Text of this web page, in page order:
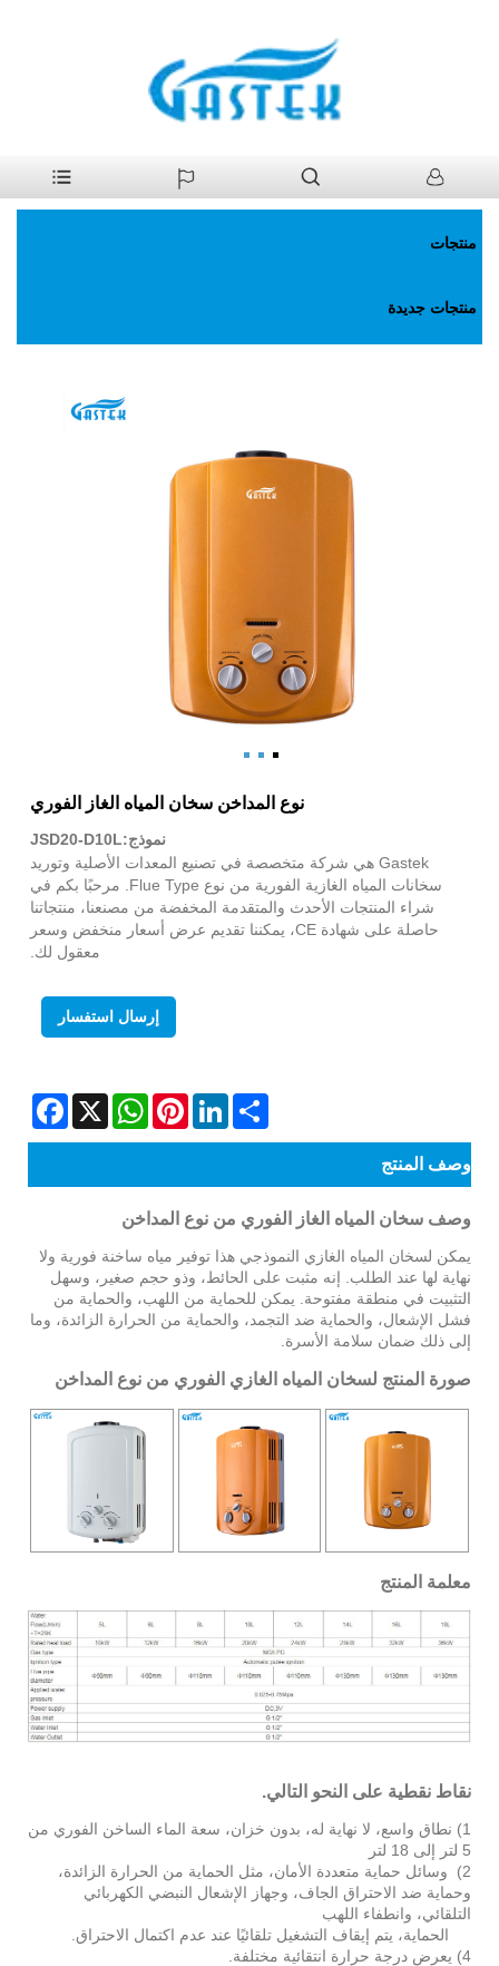
سخان مياه غاز
منتجات
منتجات جديدة
نوع المداخن سخان المياه الغاز الفوري
نموذج:JSD20-D10L
Gastek هي شركة متخصصة في تصنيع المعدات الأصلية وتوريد
سخانات المياه الغازية الفورية من نوع Flue Type. مرحبًا بكم في
شراء المنتجات الأحدث والمتقدمة المخفضة من مصنعنا، منتجاتنا
حاصلة على شهادة CE، يمكننا تقديم عرض أسعار منخفض وسعر
معقول لك.
إرسال استفسار
X
WhatsAppPinterestLinkedInShare
وصف المنتج
وصف سخان المياه الغاز الفوري من نوع المداخن
يمكن لسخان المياه الغازي النموذجي هذا توفير مياه ساخنة فورية ولا
نهاية لها عند الطلب. إنه مثبت على الحائط، وذو حجم صغير، وسهل
التثبيت في منطقة مفتوحة. يمكن للحماية من اللهب، والحماية من
فشل الإشعال، والحماية ضد التجمد، والحماية من الحرارة الزائدة، وما
إلى ذلك ضمان سلامة الأسرة.
صورة المنتج لسخان المياه الغازي الفوري من نوع المداخن
معلمة المنتج
نقاط نقطية على النحو التالي.
1) نطاق واسع، لا نهاية له، بدون خزان، سعة الماء الساخن الفوري من
5 لتر إلى 18 لتر
2) وسائل حماية متعددة الأمان، مثل الحماية من الحرارة الزائدة،
وحماية ضد الاحتراق الجاف، وجهاز الإشعال النبضي الكهربائي
التلقائي، وانطفاء اللهب
الحماية، يتم إيقاف التشغيل تلقائيًا عند عدم اكتمال الاحتراق.
4) يعرض درجة حرارة انتقائية مختلفة.